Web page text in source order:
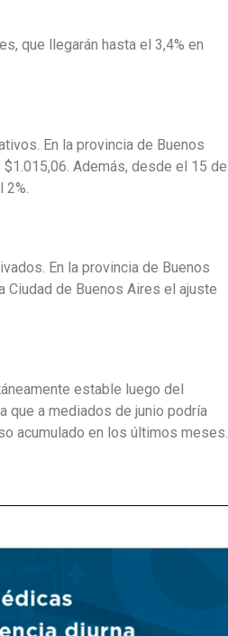
que llegarán hasta el 3,4% en
En la provincia de Buenos
Además, desde el 15 de
2%.
En la provincia de Buenos
Ciudad de Buenos Aires el ajuste
estable luego del
que a mediados de junio podría
acumulado en los últimos meses.